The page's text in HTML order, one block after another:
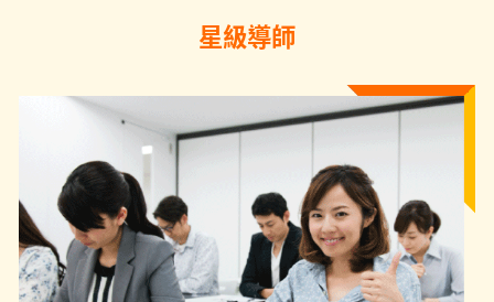
星級導師